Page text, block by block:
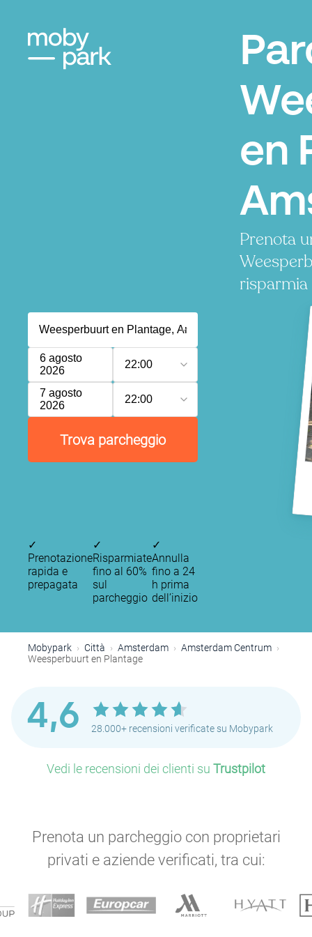
en
Prenota
risparmia
6 agosto
2026
22:00
7 agosto
2026
22:00
Trova parcheggio
✓
Prenotazione
rapida e
prepagata
✓
Risparmiate
fino al 60%
sul
parcheggio
✓
Annulla
fino a 24
h prima
dell’inizio
Mobypark Città Amsterdam
Amsterdam Centrum
Weesperbuurt en Plantage
4,6 28.000+ recensioni verificate su Mobypark
Vedi le recensioni dei clienti su Trustpilot
Prenota un parcheggio con proprietari
privati e aziende verificati, tra cui:
P
P P
P
P
P